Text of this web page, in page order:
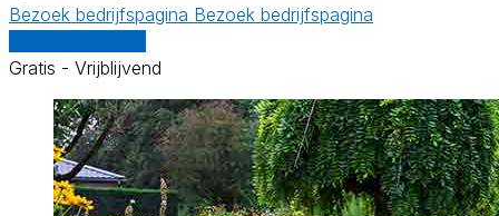
Bezoek bedrijfspagina Bezoek bedrijfspagina
Gratis - Vrijblijvend